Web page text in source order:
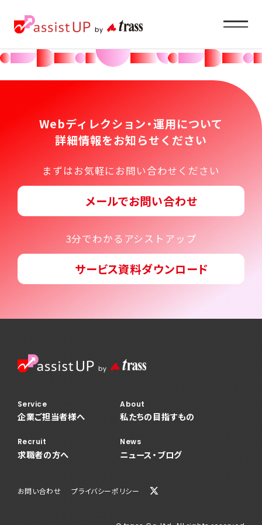
企業ご担当者様へ
About
私たちの目指すもの
Recruit
求職者の方へ
News
お問い合わせ
プライバシーポリシー
Webディレクション・運用について
詳細情報をお知らせください
まずはお気軽にお問い合わせください
メールでお問い合わせ
3分でわかるアシストアップ
サービス資料ダウンロード
Service
企業ご担当者様へ
About
私たちの目指すもの
Recruit
求職者の方へ
News
ニュース・ブログ
お問い合わせ プライバシーポリシー